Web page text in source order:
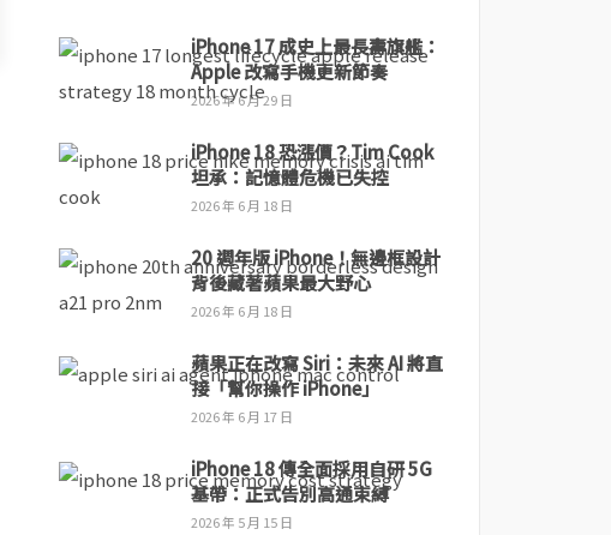
iPhone 17 成史上最長壽旗艦：
Apple 改寫手機更新節奏
2026 年 6 月 29 日
iPhone 18 恐漲價？Tim Cook
坦承：記憶體危機已失控
2026 年 6 月 18 日
20 週年版 iPhone！無邊框設計
背後藏著蘋果最大野心
2026 年 6 月 18 日
蘋果正在改寫 Siri：未來 AI 將直
接「幫你操作 iPhone」
2026 年 6 月 17 日
iPhone 18 傳全面採用自研 5G
基帶：正式告別高通束縛
2026 年 5 月 15 日